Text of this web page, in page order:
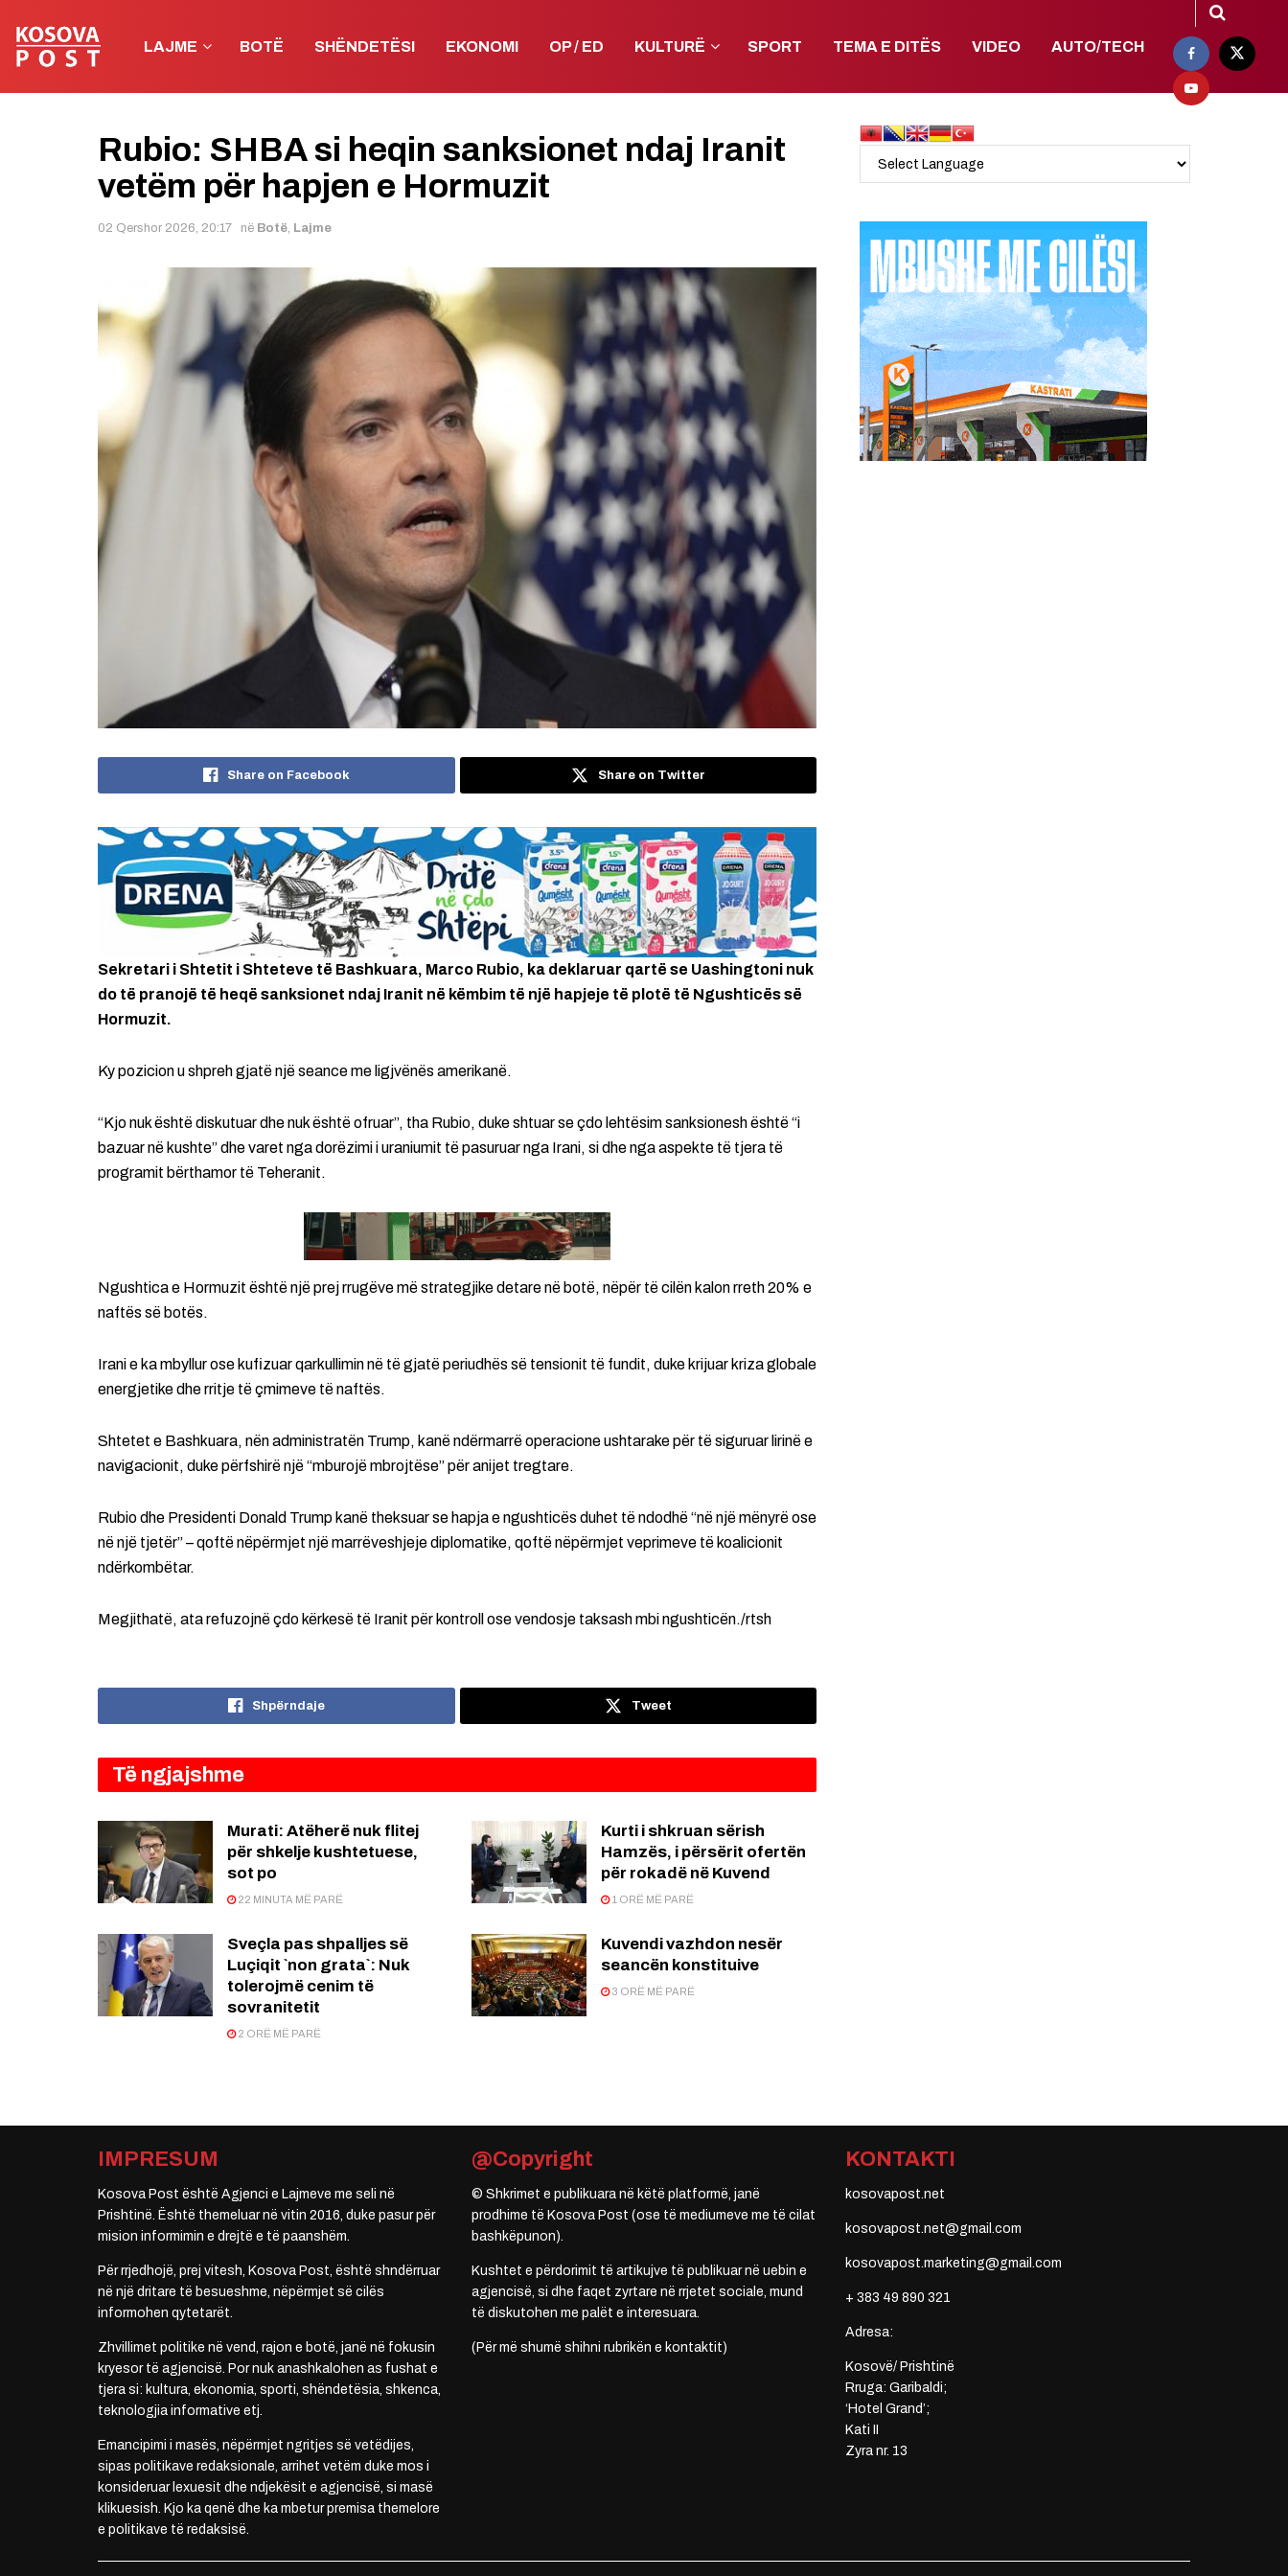
LAJME BOTË SHËNDETËSI EKONOMI OP / ED KULTURË SPORT TEMA E DITËS VIDEO AUTO/TECH
Rubio: SHBA si heqin sanksionet ndaj Iranit
vetëm për hapjen e Hormuzit
02 Qershor 2026, 20:17 në Botë, Lajme
Share on Facebook Share on Twitter
Sekretari i Shtetit i Shteteve të Bashkuara, Marco Rubio, ka deklaruar qartë se Uashingtoni nuk
do të pranojë të heqë sanksionet ndaj Iranit në këmbim të një hapjeje të plotë të Ngushticës së
Hormuzit.
Ky pozicion u shpreh gjatë një seance me ligjvënës amerikanë.
“Kjo nuk është diskutuar dhe nuk është ofruar”, tha Rubio, duke shtuar se çdo lehtësim sanksionesh është “i
bazuar në kushte” dhe varet nga dorëzimi i uraniumit të pasuruar nga Irani, si dhe nga aspekte të tjera të
programit bërthamor të Teheranit.
Ngushtica e Hormuzit është një prej rrugëve më strategjike detare në botë, nëpër të cilën kalon rreth 20% e
naftës së botës.
Irani e ka mbyllur ose kufizuar qarkullimin në të gjatë periudhës së tensionit të fundit, duke krijuar kriza globale
energjetike dhe rritje të çmimeve të naftës.
Shtetet e Bashkuara, nën administratën Trump, kanë ndërmarrë operacione ushtarake për të siguruar lirinë e
navigacionit, duke përfshirë një “mburojë mbrojtëse” për anijet tregtare.
Rubio dhe Presidenti Donald Trump kanë theksuar se hapja e ngushticës duhet të ndodhë “në një mënyrë ose
në një tjetër” – qoftë nëpërmjet një marrëveshjeje diplomatike, qoftë nëpërmjet veprimeve të koalicionit
ndërkombëtar.
Megjithatë, ata refuzojnë çdo kërkesë të Iranit për kontroll ose vendosje taksash mbi ngushticën./rtsh
Shpërndaje Tweet
Të ngjajshme
Murati: Atëherë nuk flitej
për shkelje kushtetuese,
sot po
22 MINUTA MË PARË
Kurti i shkruan sërish
Hamzës, i përsërit ofertën
për rokadë në Kuvend
1 ORË MË PARË
Sveçla pas shpalljes së
Luçiqit `non grata`: Nuk
tolerojmë cenim të
sovranitetit
2 ORË MË PARË
Kuvendi vazhdon nesër
seancën konstituive
3 ORË MË PARË
IMPRESUM
Kosova Post është Agjenci e Lajmeve me seli në
Prishtinë. Është themeluar në vitin 2016, duke pasur për
mision informimin e drejtë e të paanshëm.
Për rrjedhojë, prej vitesh, Kosova Post, është shndërruar
në një dritare të besueshme, nëpërmjet së cilës
informohen qytetarët.
Zhvillimet politike në vend, rajon e botë, janë në fokusin
kryesor të agjencisë. Por nuk anashkalohen as fushat e
tjera si: kultura, ekonomia, sporti, shëndetësia, shkenca,
teknologjia informative etj.
Emancipimi i masës, nëpërmjet ngritjes së vetëdijes,
sipas politikave redaksionale, arrihet vetëm duke mos i
konsideruar lexuesit dhe ndjekësit e agjencisë, si masë
klikuesish. Kjo ka qenë dhe ka mbetur premisa themelore
e politikave të redaksisë.
@Copyright
© Shkrimet e publikuara në këtë platformë, janë
prodhime të Kosova Post (ose të mediumeve me të cilat
bashkëpunon).
Kushtet e përdorimit të artikujve të publikuar në uebin e
agjencisë, si dhe faqet zyrtare në rrjetet sociale, mund
të diskutohen me palët e interesuara.
(Për më shumë shihni rubrikën e kontaktit)
KONTAKTI
kosovapost.net
kosovapost.net@gmail.com
kosovapost.marketing@gmail.com
+ 383 49 890 321
Adresa:
Kosovë/ Prishtinë
Rruga: Garibaldi;
‘Hotel Grand’;
Kati II
Zyra nr. 13